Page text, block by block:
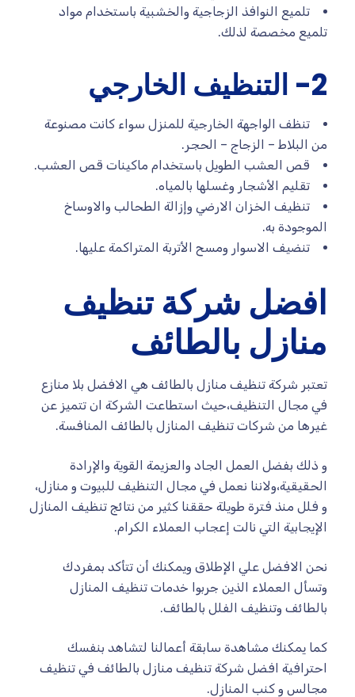
تلميع النوافذ الزجاجية والخشبية باستخدام مواد
تلميع مخصصة لذلك.
2- التنظيف الخارجي
تنظف الواجهة الخارجية للمنزل سواء كانت مصنوعة
من البلاط – الزجاج – الحجر.
قص العشب الطويل باستخدام ماكينات قص العشب.
تقليم الأشجار وغسلها بالمياه.
تنظيف الخزان الارضي وإزالة الطحالب والاوساخ
الموجودة به.
تنضيف الاسوار ومسح الأتربة المتراكمة عليها.
افضل شركة تنظيف
منازل بالطائف
تعتبر شركة تنظيف منازل بالطائف هي الافضل بلا منازع
في مجال التنظيف،حيث استطاعت الشركة ان تتميز عن
غيرها من شركات تنظيف المنازل بالطائف المنافسة.
و ذلك بفضل العمل الجاد والعزيمة القوية والإرادة
الحقيقية،ولاننا نعمل في مجال التنظيف للبيوت و منازل،
و فلل منذ فترة طويلة حققنا كثير من نتائج تنظيف المنازل
الإيجابية التي نالت إعجاب العملاء الكرام.
نحن الافضل علي الإطلاق ويمكنك أن تتأكد بمفردك
وتسأل العملاء الذين جربوا خدمات تنظيف المنازل
بالطائف وتنظيف الفلل بالطائف.
كما يمكنك مشاهدة سابقة أعمالنا لتشاهد بنفسك
احترافية افضل شركة تنظيف منازل بالطائف في تنظيف
مجالس و كنب المنازل.